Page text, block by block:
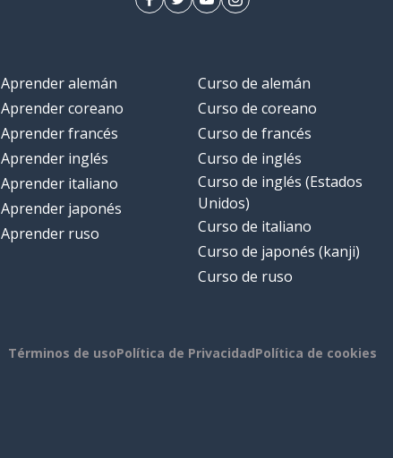
Aprender alemán
Aprender coreano
Aprender francés
Aprender inglés
Aprender italiano
Aprender japonés
Aprender ruso
Curso de alemán
Curso de coreano
Curso de francés
Curso de inglés
Curso de inglés (Estados
Unidos)
Curso de italiano
Curso de japonés (kanji)
Curso de ruso
Términos de usoPolítica de PrivacidadPolítica de cookies